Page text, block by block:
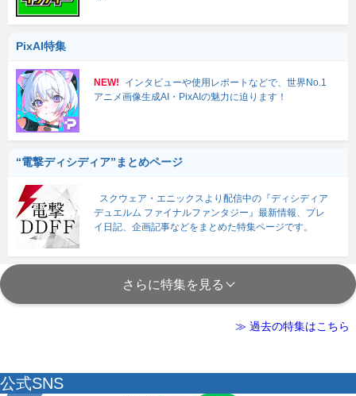
PixAI特集
NEW!
インタビューや使用レポートなどで、世界No.1
アニメ画像生成AI・PixAIの魅力に迫ります！
“電撃ディシディア”まとめページ
スクウェア・エニックスより配信中の『ディシディア
デュエルム ファイナルファンタジー』最新情報、プレ
イ日記、企画記事などをまとめた特集ページです。
さらに特集を見る
≫ 過去の特集はこちら
公式SNS